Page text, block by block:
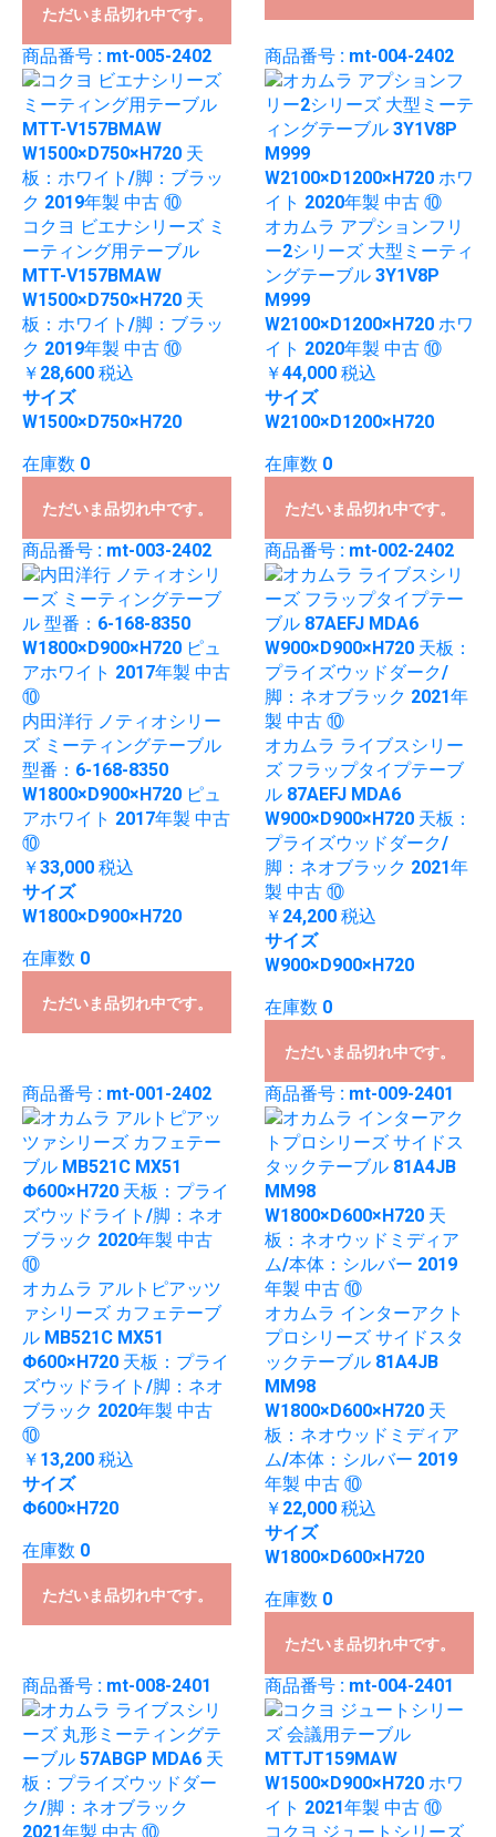
ただいま品切れ中です。
商品番号 : mt-005-2402
コクヨ ビエナシリーズ ミ
ーティング用テーブル
MTT-V157BMAW
W1500×D750×H720 天
板：ホワイト/脚：ブラッ
ク 2019年製 中古 ⑩
￥28,600 税込
サイズ
W1500×D750×H720
在庫数 0
ただいま品切れ中です。
商品番号 : mt-004-2402
オカムラ アプションフリ
ー2シリーズ 大型ミーティ
ングテーブル 3Y1V8P
M999
W2100×D1200×H720 ホワ
イト 2020年製 中古 ⑩
￥44,000 税込
サイズ
W2100×D1200×H720
在庫数 0
ただいま品切れ中です。
商品番号 : mt-003-2402
内田洋行 ノティオシリー
ズ ミーティングテーブル
型番：6-168-8350
W1800×D900×H720 ピュ
アホワイト 2017年製 中古
⑩
￥33,000 税込
サイズ
W1800×D900×H720
在庫数 0
ただいま品切れ中です。
商品番号 : mt-002-2402
オカムラ ライブスシリー
ズ フラップタイプテーブ
ル 87AEFJ MDA6
W900×D900×H720 天板：
プライズウッドダーク/
脚：ネオブラック 2021年
製 中古 ⑩
￥24,200 税込
サイズ
W900×D900×H720
在庫数 0
ただいま品切れ中です。
商品番号 : mt-001-2402
オカムラ アルトピアッツ
ァシリーズ カフェテーブ
ル MB521C MX51
Φ600×H720 天板：プライ
ズウッドライト/脚：ネオ
ブラック 2020年製 中古
⑩
￥13,200 税込
サイズ
Φ600×H720
在庫数 0
ただいま品切れ中です。
商品番号 : mt-009-2401
オカムラ インターアクト
プロシリーズ サイドスタ
ックテーブル 81A4JB
MM98
W1800×D600×H720 天
板：ネオウッドミディア
ム/本体：シルバー 2019
年製 中古 ⑩
￥22,000 税込
サイズ
W1800×D600×H720
在庫数 0
ただいま品切れ中です。
商品番号 : mt-008-2401 商品番号 : mt-004-2401
コクヨ ジュートシリーズ